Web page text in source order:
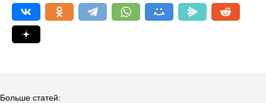
Больше статей: